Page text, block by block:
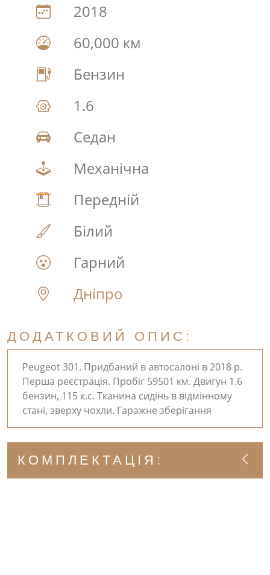
2018
60,000 км
Бензин
1.6
Седан
Механічна
Передній
Білий
Гарний
Дніпро
ДОДАТКОВИЙ ОПИС:
Peugeot 301. Придбаний в автосалоні в 2018 р.
Перша реєстрація. Пробіг 59501 км. Двигун 1.6
бензин, 115 к.с. Тканина сидінь в відмінному
стані, зверху чохли. Гаражне зберігання
КОМПЛЕКТАЦІЯ: